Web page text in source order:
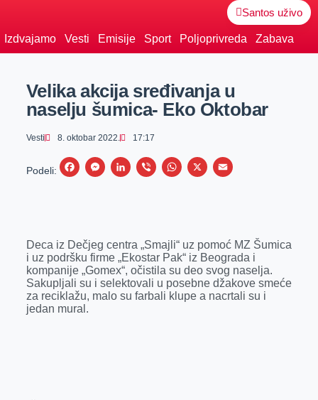
Santos uživo
Izdvajamo Vesti Emisije Sport Poljoprivreda Zabava
Velika akcija sređivanja u
naselju šumica- Eko Oktobar
Vesti 8. oktobar 2022. 17:17
Podeli:
F
b
o
k
M
e
n
g
L
e
d
I
V
r
W
s
A
p
p
X
E
l
Deca iz Dečjeg centra „Smajli“ uz pomoć MZ Šumica
i uz podršku firme „Ekostar Pak“ iz Beograda i
kompanije „Gomex“, očistila su deo svog naselja.
Sakupljali su i selektovali u posebne džakove smeće
za reciklažu, malo su farbali klupe a nacrtali su i
jedan mural.